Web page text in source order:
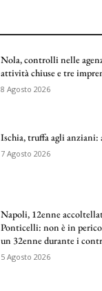
Nola, controlli nelle
attività chiuse e tre
8 Agosto 2026
Ischia, truffa agli anziani:
7 Agosto 2026
Napoli, 12enne
Ponticelli: non è in
un 32enne durante i
5 Agosto 2026